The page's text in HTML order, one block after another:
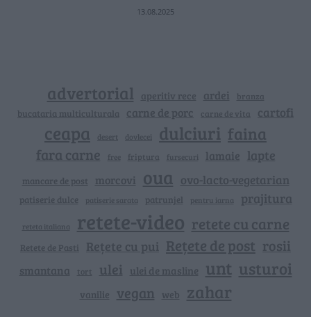
13.08.2025
advertorial aperitiv rece ardei branza
bucataria multiculturala carne de porc carne de vita cartofi
ceapa desert dovlecei dulciuri faina
fara carne free friptura fursecuri lamaie lapte
mancare de post morcovi oua ovo-lacto-vegetarian
patiserie dulce patiserie sarata patrunjel pentru iarna prajitura
reteta italiana retete-video retete cu carne
Retete de Pasti Rețete cu pui Rețete de post rosii
smantana tort ulei ulei de masline unt usturoi
vanilie vegan web zahar